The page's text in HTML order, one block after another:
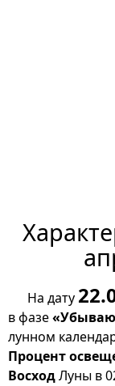
На дату
в фазе
лунном
Процент
ВосходЛуны в